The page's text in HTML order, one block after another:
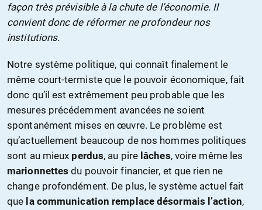
façon très prévisible à la chute de l’économie. Il
convient donc de réformer ne profondeur nos
institutions.
Notre système politique, qui connaît finalement le
même court-termiste que le pouvoir économique, fait
donc qu’il est extrêmement peu probable que les
mesures précédemment avancées ne soient
spontanément mises en œuvre. Le problème est
qu’actuellement beaucoup de nos hommes politiques
sont au mieux perdus, au pire lâches, voire même les
marionnettes du pouvoir financier, et que rien ne
change profondément. De plus, le système actuel fait
que la communication remplace désormais l’action,